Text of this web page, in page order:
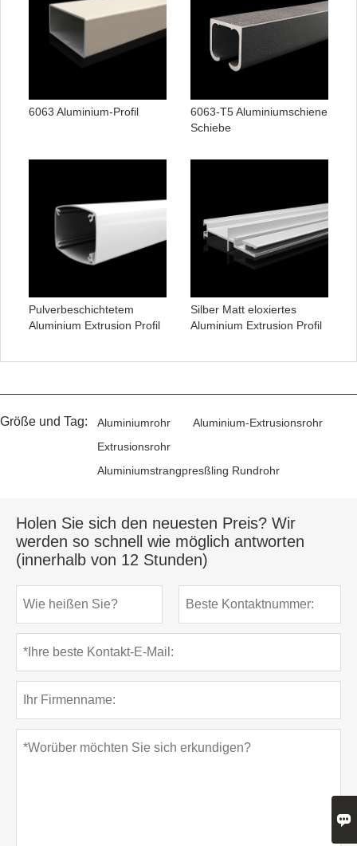
6063 Aluminium-Profil
6063-T5 Aluminiumschiene
Schiebe
Pulverbeschichtetem
Aluminium Extrusion Profil
Silber Matt eloxiertes
Aluminium Extrusion Profil
Größe und Tag: Aluminiumrohr
Aluminium-Extrusionsrohr
Extrusionsrohr
Aluminiumstrangpresßling Rundrohr
Holen Sie sich den neuesten Preis? Wir
werden so schnell wie möglich antworten
(innerhalb von 12 Stunden)
